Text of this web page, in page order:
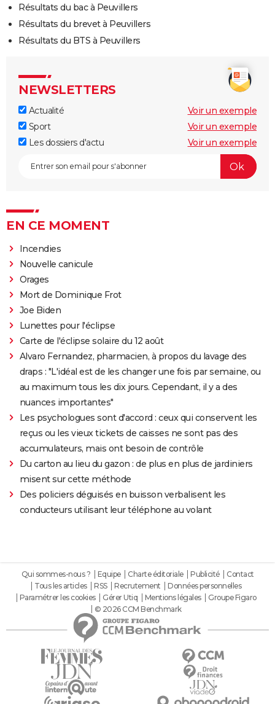
Résultats du bac à Peuvillers
Résultats du brevet à Peuvillers
Résultats du BTS à Peuvillers
NEWSLETTERS
Actualité
Voir un exemple
Sport
Voir un exemple
Les dossiers d'actu
Voir un exemple
EN CE MOMENT
Incendies
Nouvelle canicule
Orages
Mort de Dominique Frot
Joe Biden
Lunettes pour l'éclipse
Carte de l'éclipse solaire du 12 août
Alvaro Fernandez, pharmacien, à propos du lavage des
draps : "L'idéal est de les changer une fois par semaine, ou
au maximum tous les dix jours. Cependant, il y a des
nuances importantes"
Les psychologues sont d'accord : ceux qui conservent les
reçus ou les vieux tickets de caisses ne sont pas des
accumulateurs, mais ont besoin de contrôle
Du carton au lieu du gazon : de plus en plus de jardiniers
misent sur cette méthode
Des policiers déguisés en buisson verbalisent les
conducteurs utilisant leur téléphone au volant
Qui sommes-nous ? Equipe Charte éditoriale Publicité
Contact
Tous les articles
RSS Recrutement
Données personnelles
Paramétrer les cookies
Gérer Utiq Mentions légales
Groupe Figaro
© 2026 CCM Benchmark